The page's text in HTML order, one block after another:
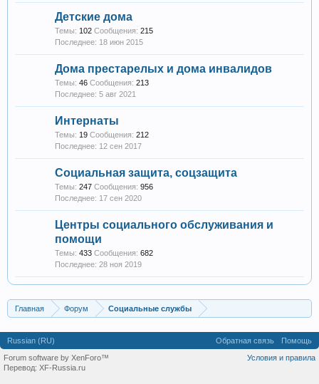
Детские дома
Темы: 102 Сообщения: 215
18 июн 2015
Дома престарелых и дома инвалидов
Темы: 46 Сообщения: 213
5 авг 2021
Интернаты
Темы: 19 Сообщения: 212
12 сен 2017
Социальная защита, соцзащита
Темы: 247 Сообщения: 956
17 сен 2020
Центры социального обслуживания и
помощи
Темы: 433 Сообщения: 682
28 ноя 2019
Главная Форум Социальные службы
Russian (RU) Обратная связь
Помощь
Условия и правила
Forum software by XenForo™
Перевод: XF-Russia.ru